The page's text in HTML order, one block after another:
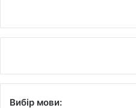
Вибір мови: